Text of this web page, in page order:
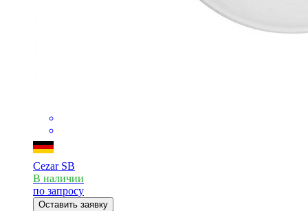
Cezar SB
В наличии
по запросу
Оставить заявку